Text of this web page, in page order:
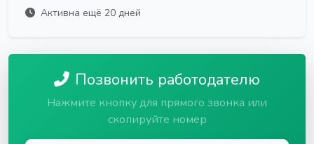
Активна ещё 20 дней
Позвонить работодателю
Нажмите кнопку для прямого звонка или
скопируйте номер